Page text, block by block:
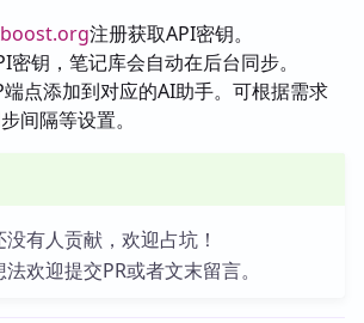
注册获取API密钥。
钥，笔记库会自动在后台同步。
点添加到对应的AI助手。可根据需求
间隔等设置。
有人贡献，欢迎占坑！
欢迎提交PR或者文末留言。